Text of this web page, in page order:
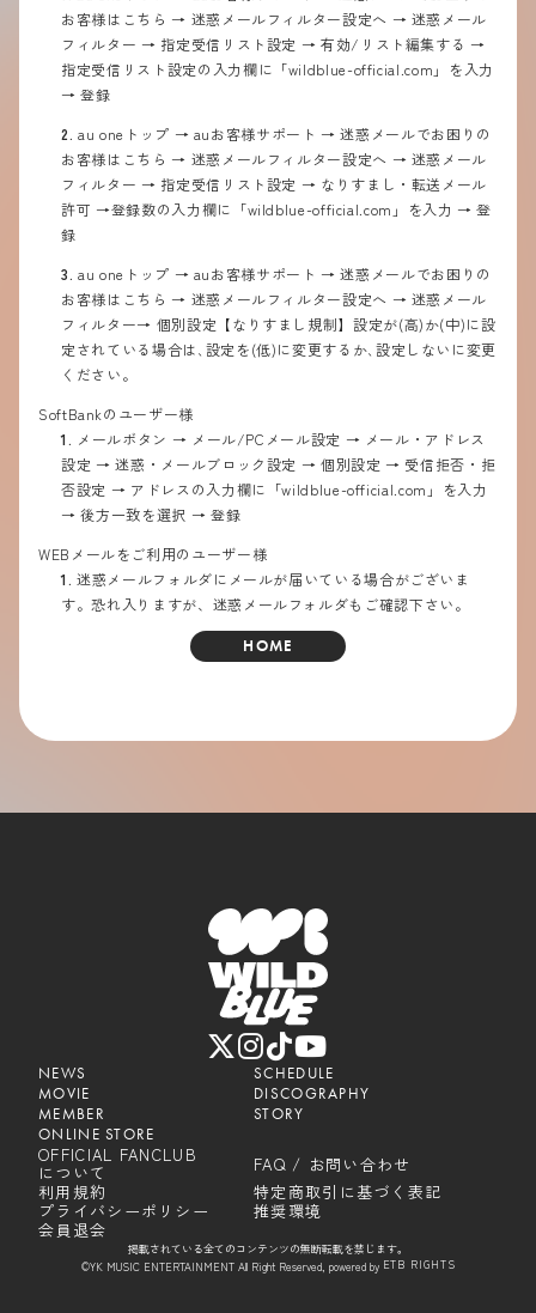
お客様はこちら → 迷惑メールフィルター設定へ → 迷惑メール
フィルター → 指定受信リスト設定 → 有効/リスト編集する →
指定受信リスト設定の入力欄に「wildblue-official.com」を入力
→ 登録
2. au oneトップ → auお客様サポート → 迷惑メールでお困りの
お客様はこちら → 迷惑メールフィルター設定へ → 迷惑メール
フィルター → 指定受信リスト設定 → なりすまし・転送メール
許可 →登録数の入力欄に「wildblue-official.com」を入力 → 登
録
3. au oneトップ → auお客様サポート → 迷惑メールでお困りの
お客様はこちら → 迷惑メールフィルター設定へ → 迷惑メール
フィルター→ 個別設定【なりすまし規制】設定が(高)か(中)に設
定されている場合は､設定を(低)に変更するか､設定しないに変更
ください。
SoftBankのユーザー様
1. メールボタン → メール/PCメール設定 → メール・アドレス
設定 → 迷惑・メールブロック設定 → 個別設定 → 受信拒否・拒
否設定 → アドレスの入力欄に「wildblue-official.com」を入力
→ 後方一致を選択 → 登録
WEBメールをご利用のユーザー様
1. 迷惑メールフォルダにメールが届いている場合がございま
す。恐れ入りますが、迷惑メールフォルダもご確認下さい。
HOME
NEWS
SCHEDULE
MOVIE
DISCOGRAPHY
MEMBER
STORY
ONLINE STORE
OFFICIAL FANCLUB
について
FAQ / お問い合わせ
利用規約
特定商取引に基づく表記
プライバシーポリシー
推奨環境
会員退会
掲載されている全てのコンテンツの無断転載を禁じます。
©YK MUSIC ENTERTAINMENT All Right Reserved, powered by ETB RIGHTS